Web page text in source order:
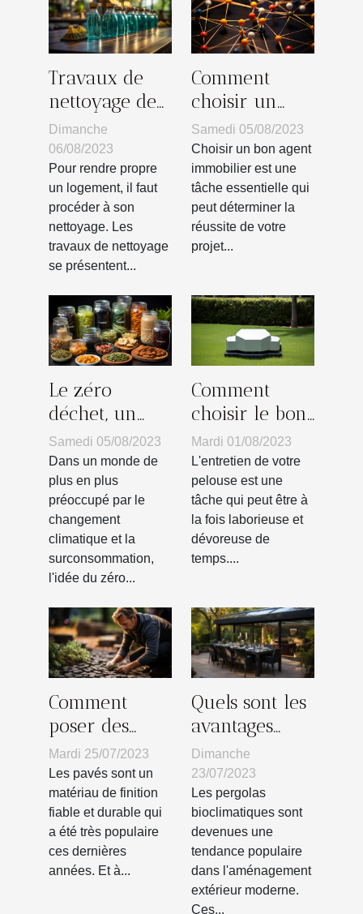
Travaux de
nettoyage de
bâtiment :
quels sont les
différents
types ?
Dimanche
06/08/2023
Pour rendre propre
un logement, il faut
procéder à son
nettoyage. Les
travaux de nettoyage
se présentent...
Comment
choisir un
bon agent
immobilier?
Samedi 05/08/2023
Choisir un bon agent
immobilier est une
tâche essentielle qui
peut déterminer la
réussite de votre
projet...
Le zéro
déchet, un
mode de vie à
adopter pour
sauver la
planète
Samedi 05/08/2023
Dans un monde de
plus en plus
préoccupé par le
changement
climatique et la
surconsommation,
l'idée du zéro...
Comment
choisir le bon
robot
tondeuse sans
fil
périphérique
selon vos
besoins
Mardi 01/08/2023
L'entretien de votre
pelouse est une
tâche qui peut être à
la fois laborieuse et
dévoreuse de
temps....
Comment
poser des
pavés sur
votre terrain
?
Mardi 25/07/2023
Les pavés sont un
matériau de finition
fiable et durable qui
a été très populaire
ces dernières
années. Et à...
Quels sont les
avantages
d’une pergola
bioclimatique
?
Dimanche
23/07/2023
Les pergolas
bioclimatiques sont
devenues une
tendance populaire
dans l'aménagement
extérieur moderne.
Ces...